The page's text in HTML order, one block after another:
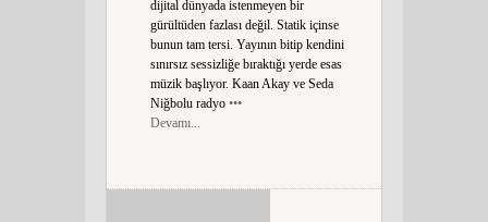
dijital dünyada istenmeyen bir
gürültüden fazlası değil. Statik içinse
bunun tam tersi. Yayının bitip kendini
sınırsız sessizliğe bıraktığı yerde esas
müzik başlıyor. Kaan Akay ve Seda
Niğbolu radyo •••
Devamı...